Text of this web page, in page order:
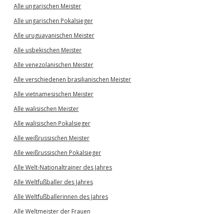
Alle ungarischen Meister
Alle ungarischen Pokalsieger
Alle uruguayanischen Meister
Alle usbekischen Meister
Alle venezolanischen Meister
Alle verschiedenen brasilianischen Meister
Alle vietnamesischen Meister
Alle walisischen Meister
Alle walisischen Pokalsieger
Alle weißrussischen Meister
Alle weißrussischen Pokalsieger
Alle Welt-Nationaltrainer des Jahres
Alle Weltfußballer des Jahres
Alle Weltfußballerinnen des Jahres
Alle Weltmeister der Frauen